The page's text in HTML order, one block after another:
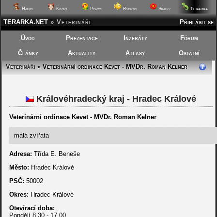
Hafíci Kočičí Ptáčci Rybičky Skalky Terárka
Přihlásit se
TERARKA.NET » Veterináři
Úvod Prezentace Inzeráty Fórum
Články Aktuality Atlasy
Ostatní
Veterináři» Veterinární ordinace Kevet - MVDr. Roman Kelner
Královéhradecký kraj - Hradec Králové
Veterinární ordinace Kevet - MVDr. Roman Kelner
malá zvířata
Adresa: Třída E. Beneše
Město: Hradec Králové
PSČ: 50002
Okres: Hradec Králové
Otevírací doba:
Pondělí 8,30 - 17,00